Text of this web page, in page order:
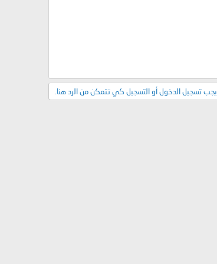
يجب تسجيل الدخول أو التسجيل كي تتمكن من الرد هنا.